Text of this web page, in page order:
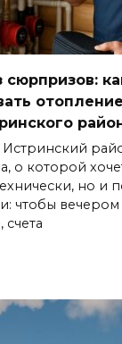
сюрпризов:
о которой
но и
чтобы